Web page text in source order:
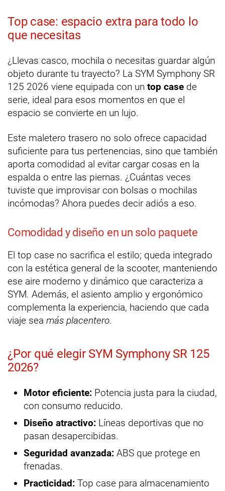
Top case: espacio extra para todo lo
que necesitas
¿Llevas casco, mochila o necesitas guardar algún
objeto durante tu trayecto? La SYM Symphony SR
125 2026 viene equipada con un top case de
serie, ideal para esos momentos en que el
espacio se convierte en un lujo.
Este maletero trasero no solo ofrece capacidad
suficiente para tus pertenencias, sino que también
aporta comodidad al evitar cargar cosas en la
espalda o entre las piernas. ¿Cuántas veces
tuviste que improvisar con bolsas o mochilas
incómodas? Ahora puedes decir adiós a eso.
Comodidad y diseño en un solo paquete
El top case no sacrifica el estilo; queda integrado
con la estética general de la scooter, manteniendo
ese aire moderno y dinámico que caracteriza a
SYM. Además, el asiento amplio y ergonómico
complementa la experiencia, haciendo que cada
viaje sea más placentero.
¿Por qué elegir SYM Symphony SR 125
2026?
Motor eficiente: Potencia justa para la ciudad,
con consumo reducido.
Diseño atractivo: Líneas deportivas que no
pasan desapercibidas.
Seguridad avanzada: ABS que protege en
frenadas.
Practicidad: Top case para almacenamiento